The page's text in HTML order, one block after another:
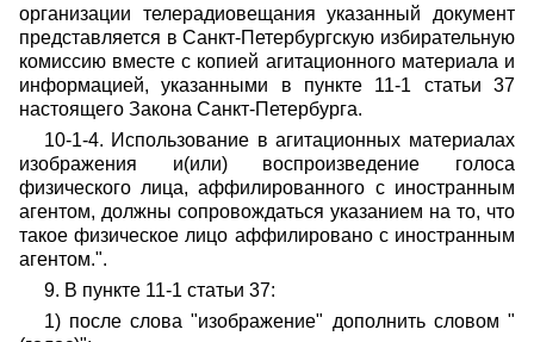
организации телерадиовещания указанный документ
представляется в Санкт-Петербургскую избирательную
комиссию вместе с копией агитационного материала и
информацией, указанными в пункте 11-1 статьи 37
настоящего Закона Санкт-Петербурга.
10-1-4. Использование в агитационных материалах
изображения и(или) воспроизведение голоса
физического лица, аффилированного с иностранным
агентом, должны сопровождаться указанием на то, что
такое физическое лицо аффилировано с иностранным
агентом.".
9. В пункте 11-1 статьи 37:
1) после слова "изображение" дополнить словом "